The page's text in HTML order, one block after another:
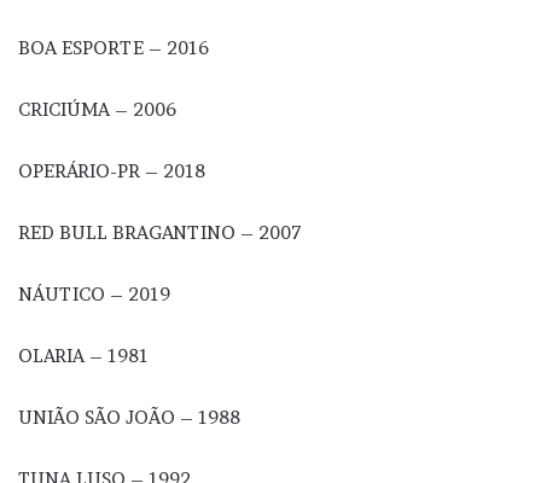
BOA ESPORTE – 2016
CRICIÚMA – 2006
OPERÁRIO-PR – 2018
RED BULL BRAGANTINO – 2007
NÁUTICO – 2019
OLARIA – 1981
UNIÃO SÃO JOÃO – 1988
TUNA LUSO – 1992